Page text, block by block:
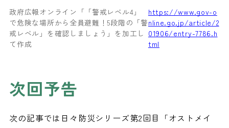
政府広報オンライン「「警戒レベル4」
で危険な場所から全員避難！5段階の「警
戒レベル」を確認しましょう」を加工し
て作成
https://www.gov-o
nline.go.jp/article/2
01906/entry-7786.h
tml
次回予告
次の記事では日々防災シリーズ第2回目「オストメイ